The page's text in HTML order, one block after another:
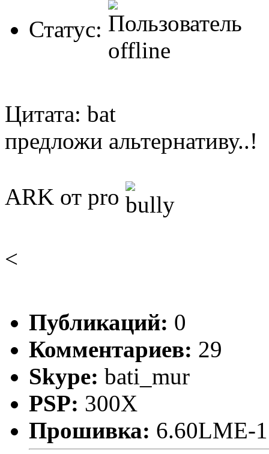
Статус:
Цитата: bat
предложи альтернативу..!
ARK от pro
<
Публикаций: 0
Комментариев: 29
Skype: bati_mur
PSP: 300X
Прошивка: 6.60LME-